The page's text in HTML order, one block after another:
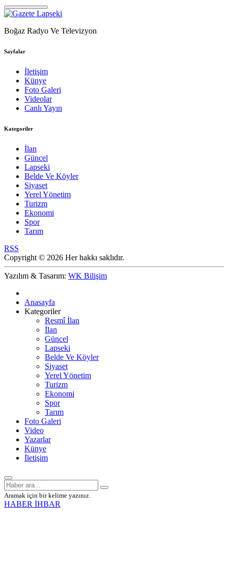
Boğaz Radyo Ve Televizyon
Sayfalar
İletişim
Künye
Foto Galeri
Videolar
Canlı Yayın
Kategoriler
İlan
Güncel
Lapseki
Belde Ve Köyler
Siyaset
Yerel Yönetim
Turizm
Ekonomi
Spor
Tarım
RSS
Copyright © 2026 Her hakkı saklıdır.
Yazılım & Tasarım: WK Bilişim
Anasayfa
Kategoriler
Resmî İlan
İlan
Güncel
Lapseki
Belde Ve Köyler
Siyaset
Yerel Yönetim
Turizm
Ekonomi
Spor
Tarım
Foto Galeri
Video
Yazarlar
Künye
İletişim
Aramak için bir kelime yazınız.
HABER İHBAR